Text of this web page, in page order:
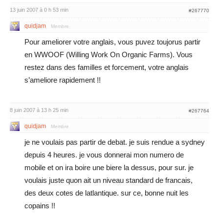
13 juin 2007 à 0 h 53 min #267770
quidjam Membre
Pour ameliorer votre anglais, vous puvez toujorus partir
en WWOOF (Willing Work On Organic Farms). Vous
restez dans des familles et forcement, votre anglais
s’ameliore rapidement !!
8 juin 2007 à 13 h 25 min #267764
quidjam Membre
je ne voulais pas partir de debat. je suis rendue a sydney
depuis 4 heures. je vous donnerai mon numero de
mobile et on ira boire une biere la dessus, pour sur. je
voulais juste quon ait un niveau standard de francais,
des deux cotes de latlantique. sur ce, bonne nuit les
copains !!